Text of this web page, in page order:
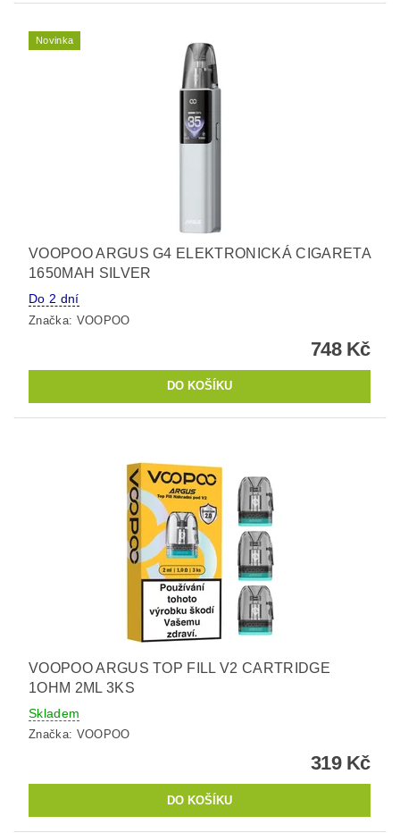
Novinka
VOOPOO ARGUS G4 ELEKTRONICKÁ CIGARETA
1650MAH SILVER
Do 2 dní
Značka: VOOPOO
748 Kč
VOOPOO ARGUS TOP FILL V2 CARTRIDGE
1OHM 2ML 3KS
Skladem
Značka: VOOPOO
319 Kč